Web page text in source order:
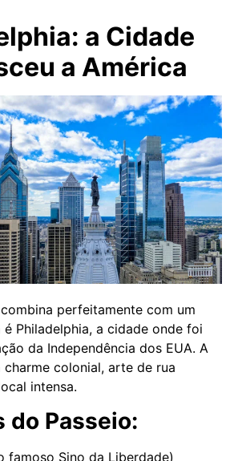
a Cidade
a América
perfeitamente com um
Philadelphia, a cidade onde foi
da Independência dos EUA. A
colonial, arte de rua
intensa.
do Passeio:
famoso Sino da Liberdade)